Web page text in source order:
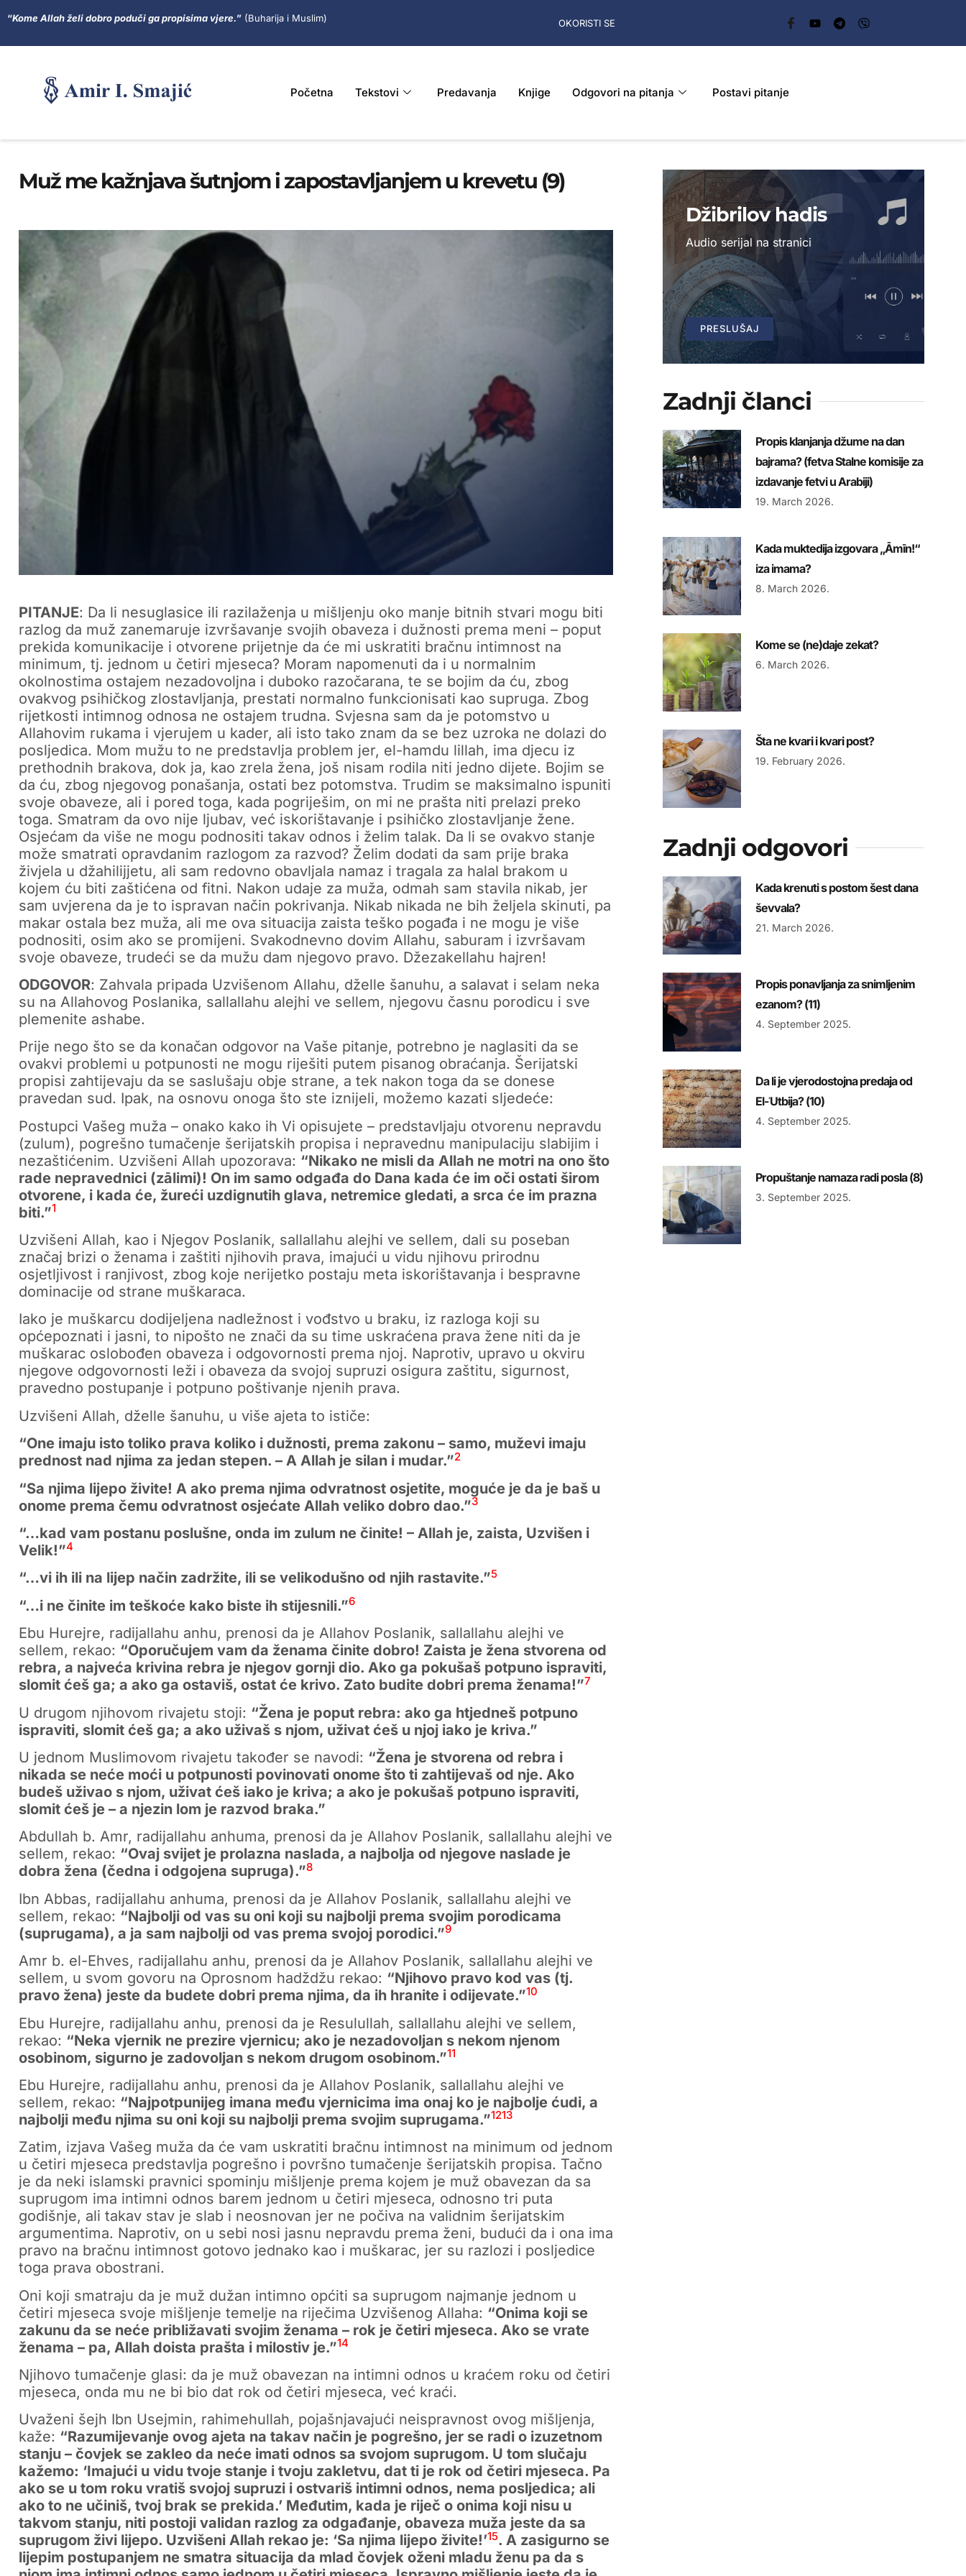
“Kome Allah želi dobro poduči ga propisima vjere.” (Buharija i Muslim) OKORISTI SE
Početna Tekstovi Predavanja Knjige Odgovori na pitanja Postavi pitanje
Muž me kažnjava šutnjom i zapostavljanjem u krevetu (9)
PITANJE: Da li nesuglasice ili razilaženja u mišljenju oko manje bitnih stvari mogu biti
razlog da muž zanemaruje izvršavanje svojih obaveza i dužnosti prema meni – poput
prekida komunikacije i otvorene prijetnje da će mi uskratiti bračnu intimnost na
minimum, tj. jednom u četiri mjeseca? Moram napomenuti da i u normalnim
okolnostima ostajem nezadovoljna i duboko razočarana, te se bojim da ću, zbog
ovakvog psihičkog zlostavljanja, prestati normalno funkcionisati kao supruga. Zbog
rijetkosti intimnog odnosa ne ostajem trudna. Svjesna sam da je potomstvo u
Allahovim rukama i vjerujem u kader, ali isto tako znam da se bez uzroka ne dolazi do
posljedica. Mom mužu to ne predstavlja problem jer, el-hamdu lillah, ima djecu iz
prethodnih brakova, dok ja, kao zrela žena, još nisam rodila niti jedno dijete. Bojim se
da ću, zbog njegovog ponašanja, ostati bez potomstva. Trudim se maksimalno ispuniti
svoje obaveze, ali i pored toga, kada pogriješim, on mi ne prašta niti prelazi preko
toga. Smatram da ovo nije ljubav, već iskorištavanje i psihičko zlostavljanje žene.
Osjećam da više ne mogu podnositi takav odnos i želim talak. Da li se ovakvo stanje
može smatrati opravdanim razlogom za razvod? Želim dodati da sam prije braka
živjela u džahilijjetu, ali sam redovno obavljala namaz i tragala za halal brakom u
kojem ću biti zaštićena od fitni. Nakon udaje za muža, odmah sam stavila nikab, jer
sam uvjerena da je to ispravan način pokrivanja. Nikab nikada ne bih željela skinuti, pa
makar ostala bez muža, ali me ova situacija zaista teško pogađa i ne mogu je više
podnositi, osim ako se promijeni. Svakodnevno dovim Allahu, saburam i izvršavam
svoje obaveze, trudeći se da mužu dam njegovo pravo. Džezakellahu hajren!
ODGOVOR: Zahvala pripada Uzvišenom Allahu, dželle šanuhu, a salavat i selam neka
su na Allahovog Poslanika, sallallahu alejhi ve sellem, njegovu časnu porodicu i sve
plemenite ashabe.
Prije nego što se da konačan odgovor na Vaše pitanje, potrebno je naglasiti da se
ovakvi problemi u potpunosti ne mogu riješiti putem pisanog obraćanja. Šerijatski
propisi zahtijevaju da se saslušaju obje strane, a tek nakon toga da se donese
pravedan sud. Ipak, na osnovu onoga što ste iznijeli, možemo kazati sljedeće:
Postupci Vašeg muža – onako kako ih Vi opisujete – predstavljaju otvorenu nepravdu
(zulum), pogrešno tumačenje šerijatskih propisa i nepravednu manipulaciju slabijim i
nezaštićenim. Uzvišeni Allah upozorava: “Nikako ne misli da Allah ne motri na ono što
rade nepravednici (zālimi)! On im samo odgađa do Dana kada će im oči ostati širom
otvorene, i kada će, žureći uzdignutih glava, netremice gledati, a srca će im prazna
biti.”1
Uzvišeni Allah, kao i Njegov Poslanik, sallallahu alejhi ve sellem, dali su poseban
značaj brizi o ženama i zaštiti njihovih prava, imajući u vidu njihovu prirodnu
osjetljivost i ranjivost, zbog koje nerijetko postaju meta iskorištavanja i bespravne
dominacije od strane muškaraca.
Iako je muškarcu dodijeljena nadležnost i vođstvo u braku, iz razloga koji su
općepoznati i jasni, to nipošto ne znači da su time uskraćena prava žene niti da je
muškarac oslobođen obaveza i odgovornosti prema njoj. Naprotiv, upravo u okviru
njegove odgovornosti leži i obaveza da svojoj supruzi osigura zaštitu, sigurnost,
pravedno postupanje i potpuno poštivanje njenih prava.
Uzvišeni Allah, dželle šanuhu, u više ajeta to ističe:
“One imaju isto toliko prava koliko i dužnosti, prema zakonu – samo, muževi imaju
prednost nad njima za jedan stepen. – A Allah je silan i mudar.”2
“Sa njima lijepo živite! A ako prema njima odvratnost osjetite, moguće je da je baš u
onome prema čemu odvratnost osjećate Allah veliko dobro dao.”3
“…kad vam postanu poslušne, onda im zulum ne činite! – Allah je, zaista, Uzvišen i
Velik!”4
“…vi ih ili na lijep način zadržite, ili se velikodušno od njih rastavite.”5
“…i ne činite im teškoće kako biste ih stijesnili.”6
Ebu Hurejre, radijallahu anhu, prenosi da je Allahov Poslanik, sallallahu alejhi ve
sellem, rekao: “Oporučujem vam da ženama činite dobro! Zaista je žena stvorena od
rebra, a najveća krivina rebra je njegov gornji dio. Ako ga pokušaš potpuno ispraviti,
slomit ćeš ga; a ako ga ostaviš, ostat će krivo. Zato budite dobri prema ženama!”7
U drugom njihovom rivajetu stoji: “Žena je poput rebra: ako ga htjedneš potpuno
ispraviti, slomit ćeš ga; a ako uživaš s njom, uživat ćeš u njoj iako je kriva.”
U jednom Muslimovom rivajetu također se navodi: “Žena je stvorena od rebra i
nikada se neće moći u potpunosti povinovati onome što ti zahtijevaš od nje. Ako
budeš uživao s njom, uživat ćeš iako je kriva; a ako je pokušaš potpuno ispraviti,
slomit ćeš je – a njezin lom je razvod braka.”
Abdullah b. Amr, radijallahu anhuma, prenosi da je Allahov Poslanik, sallallahu alejhi ve
sellem, rekao: “Ovaj svijet je prolazna naslada, a najbolja od njegove naslade je
dobra žena (čedna i odgojena supruga).”8
Ibn Abbas, radijallahu anhuma, prenosi da je Allahov Poslanik, sallallahu alejhi ve
sellem, rekao: “Najbolji od vas su oni koji su najbolji prema svojim porodicama
(suprugama), a ja sam najbolji od vas prema svojoj porodici.”9
Amr b. el-Ehves, radijallahu anhu, prenosi da je Allahov Poslanik, sallallahu alejhi ve
sellem, u svom govoru na Oprosnom hadždžu rekao: “Njihovo pravo kod vas (tj.
pravo žena) jeste da budete dobri prema njima, da ih hranite i odijevate.”10
Ebu Hurejre, radijallahu anhu, prenosi da je Resulullah, sallallahu alejhi ve sellem,
rekao: “Neka vjernik ne prezire vjernicu; ako je nezadovoljan s nekom njenom
osobinom, sigurno je zadovoljan s nekom drugom osobinom.”11
Ebu Hurejre, radijallahu anhu, prenosi da je Allahov Poslanik, sallallahu alejhi ve
sellem, rekao: “Najpotpunijeg imana među vjernicima ima onaj ko je najbolje ćudi, a
najbolji među njima su oni koji su najbolji prema svojim suprugama.”1213
Zatim, izjava Vašeg muža da će vam uskratiti bračnu intimnost na minimum od jednom
u četiri mjeseca predstavlja pogrešno i površno tumačenje šerijatskih propisa. Tačno
je da neki islamski pravnici spominju mišljenje prema kojem je muž obavezan da sa
suprugom ima intimni odnos barem jednom u četiri mjeseca, odnosno tri puta
godišnje, ali takav stav je slab i neosnovan jer ne počiva na validnim šerijatskim
argumentima. Naprotiv, on u sebi nosi jasnu nepravdu prema ženi, budući da i ona ima
pravo na bračnu intimnost gotovo jednako kao i muškarac, jer su razlozi i posljedice
toga prava obostrani.
Oni koji smatraju da je muž dužan intimno općiti sa suprugom najmanje jednom u
četiri mjeseca svoje mišljenje temelje na riječima Uzvišenog Allaha: “Onima koji se
zakunu da se neće približavati svojim ženama – rok je četiri mjeseca. Ako se vrate
ženama – pa, Allah doista prašta i milostiv je.”14
Njihovo tumačenje glasi: da je muž obavezan na intimni odnos u kraćem roku od četiri
mjeseca, onda mu ne bi bio dat rok od četiri mjeseca, već kraći.
Uvaženi šejh Ibn Usejmin, rahimehullah, pojašnjavajući neispravnost ovog mišljenja,
kaže: “Razumijevanje ovog ajeta na takav način je pogrešno, jer se radi o izuzetnom
stanju – čovjek se zakleo da neće imati odnos sa svojom suprugom. U tom slučaju
kažemo: ‘Imajući u vidu tvoje stanje i tvoju zakletvu, dat ti je rok od četiri mjeseca. Pa
ako se u tom roku vratiš svojoj supruzi i ostvariš intimni odnos, nema posljedica; ali
ako to ne učiniš, tvoj brak se prekida.’ Međutim, kada je riječ o onima koji nisu u
takvom stanju, niti postoji validan razlog za odgađanje, obaveza muža jeste da sa
suprugom živi lijepo. Uzvišeni Allah rekao je: ‘Sa njima lijepo živite!’15. A zasigurno se
lijepim postupanjem ne smatra situacija da mlad čovjek oženi mladu ženu pa da s
Džibrilov hadis
Audio serijal na stranici
PRESLUŠAJ
Zadnji članci
Propis klanjanja džume na dan
bajrama? (fetva Stalne komisije za
izdavanje fetvi u Arabiji)
19. March 2026.
Kada muktedija izgovara „Āmīn!“
iza imama?
8. March 2026.
Kome se (ne)daje zekat?
6. March 2026.
Šta ne kvari i kvari post?
19. February 2026.
Zadnji odgovori
Kada krenuti s postom šest dana
ševvala?
21. March 2026.
Propis ponavljanja za snimljenim
ezanom? (11)
4. September 2025.
Da li je vjerodostojna predaja od
El-ʿUtbija? (10)
4. September 2025.
Propuštanje namaza radi posla (8)
3. September 2025.